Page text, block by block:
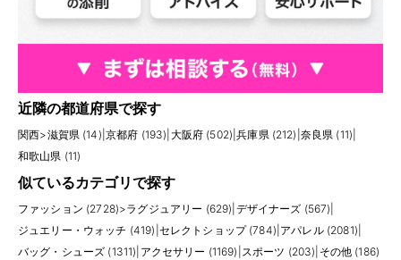
近隣の都道府県で探す
関西>滋賀県 (14) 京都府 (193) 大阪府 (502) |兵庫県 (212) 奈良県 (11)
和歌山県 (11)
似ているカテゴリで探す
ファッション (2728)>ラグジュアリー (629) デザイナーズ (567)
ジュエリー・ウォッチ (419) セレクトショップ (784) アパレル (2081)
バッグ・シューズ (1311) アクセサリー (1169) スポーツ (203) その他 (186)